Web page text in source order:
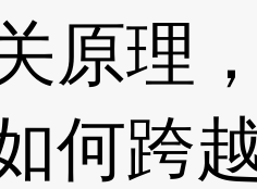
原理
何跨